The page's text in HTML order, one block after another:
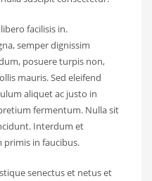
facilisis in.
semper dignissim
posuere turpis non,
mauris. Sed eleifend
aliquet ac justo in
fermentum. Nulla sit
Interdum et
primis in faucibus.
senectus et netus et